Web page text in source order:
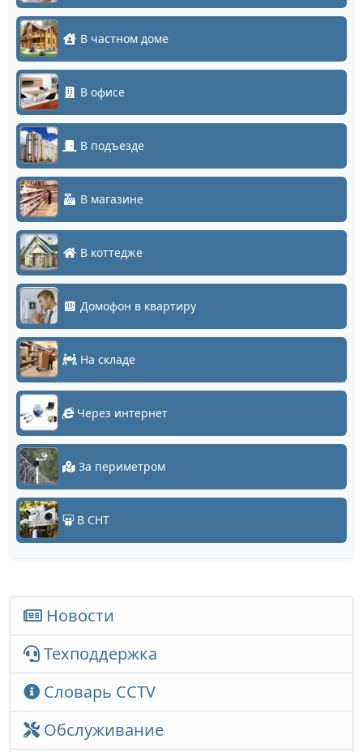
В частном доме
В офисе
В подъезде
В магазине
В коттедже
Домофон в квартиру
На складе
Через интернет
За периметром
В СНТ
Новости
Техподдержка
Словарь CCTV
Обслуживание